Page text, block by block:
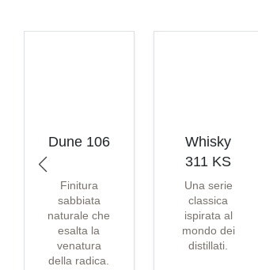
Dune 106
Finitura
sabbiata
naturale che
esalta la
venatura
della radica.
Whisky
311 KS
Una serie
classica
ispirata al
mondo dei
distillati.